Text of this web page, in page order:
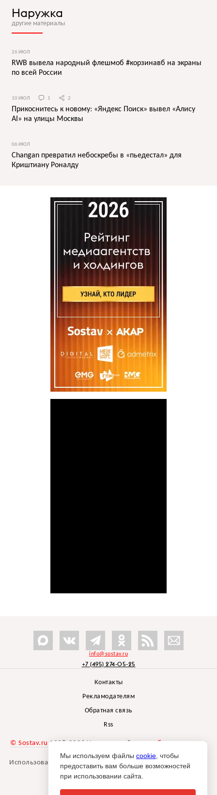
Наружка
другие материалы
26 ИЮЛ
RWB вывела народный флешмоб #корзинавб на экраны
по всей России
10 ИЮЛ 1 2
Прикоснитесь к новому: «Яндекс Поиск» вывел «Алису
AI» на улицы Москвы
06 ИЮЛ
Changan превратил небоскребы в «пьедестал» для
Криштиану Роналду
info@sostav.ru
+7 (495) 274-05-25
Контакты
Рекламодателям
Обратная связь
Rss
© Sostav.ru 1998-2026 Независимый проектбрендингового
агентства Depot
Использование материалов Sostav.ru допустимо только при
указании источника.
Мы используем файлы cookie , чтобы
предоставить вам больше возможностей
при использовании сайта.